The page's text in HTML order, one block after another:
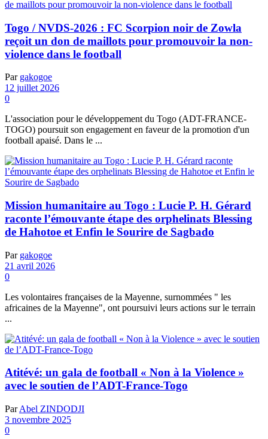
Togo / NVDS-2026 : FC Scorpion noir de Zowla
reçoit un don de maillots pour promouvoir la non-
violence dans le football
Par gakogoe
12 juillet 2026
0
L'association pour le développement du Togo (ADT-FRANCE-
TOGO) poursuit son engagement en faveur de la promotion d'un
football apaisé. Dans le ...
Mission humanitaire au Togo : Lucie P. H. Gérard
raconte l’émouvante étape des orphelinats Blessing
de Hahotoe et Enfin le Sourire de Sagbado
Par gakogoe
21 avril 2026
0
Les volontaires françaises de la Mayenne, surnommées " les
africaines de la Mayenne", ont poursuivi leurs actions sur le terrain
...
Atitévé: un gala de football « Non à la Violence »
avec le soutien de l’ADT-France-Togo
Par Abel ZINDODJI
3 novembre 2025
0